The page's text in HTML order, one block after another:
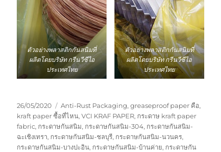
ตัวอย่างพลาสติกกันสนิมที่
ผลิตโดยบริษัท กรีนวีซีไอ
ประเทศไทย
ตัวอย่างพลาสติกกันสนิมที่
ผลิตโดยบริษัท กรีนวีซีไอ
ประเทศไทย
Posted
on
26/05/2020 Tags
Anti-Rust Packaging,greaseproof paper คือ,
kraft paper ซื้อที่ไหน,VCI KRAF PAPER, กระดาษ kraft paper
fabric, กระดาษกันสนิม, กระดาษกันสนิม-304, กระดาษกันสนิม-
ฉะเชิงเทรา, กระดาษกันสนิม-ชลบุรี, กระดาษกันสนิม-นวนคร,
กระดาษกันสนิม-บางปะอิน, กระดาษกันสนิม-บ้านค่าย, กระดาษกัน